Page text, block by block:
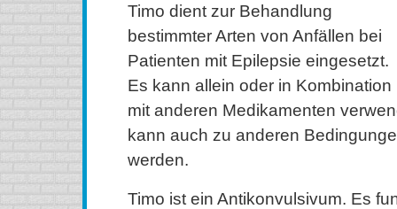
Timo dient zur Behandlung
bestimmter Arten von Anfällen bei
Patienten mit Epilepsie eingesetzt.
Es kann allein oder in Kombination
mit anderen Medikamenten
kann auch zu anderen
werden.
Timo ist ein Antikonvulsivum. Es